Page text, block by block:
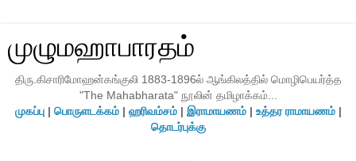
முழுமஹாபாரதம்
திரு.கிசாரிமோஹன்கங்குலி 1883-1896ல் ஆங்கிலத்தில் மொழிபெயர்த்த
"The Mahabharata" நூலின் தமிழாக்கம்...
முகப்பு| பொருளடக்கம்| ஹரிவம்சம்| இராமாயணம்| உத்தர ராமாயணம்|
தொடர்புக்கு